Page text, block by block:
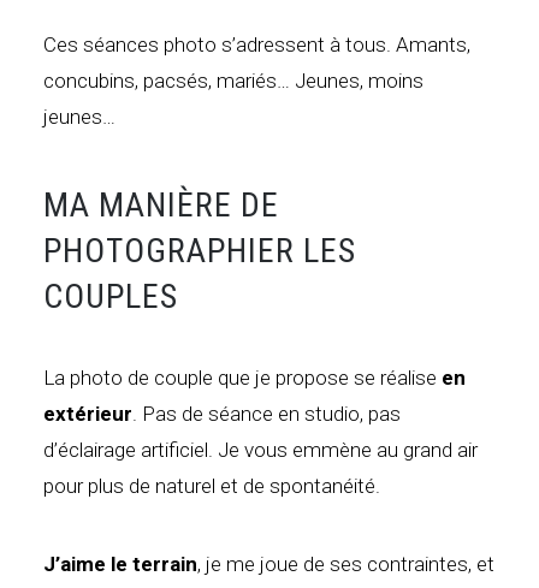
Ces séances photo s’adressent à tous. Amants,
concubins, pacsés, mariés… Jeunes, moins
jeunes…
MA MANIÈRE DE
PHOTOGRAPHIER LES
COUPLES
La photo de couple que je propose se réalise en
extérieur . Pas de séance en studio, pas
d’éclairage artificiel. Je vous emmène au grand air
pour plus de naturel et de spontanéité.
J’aime le terrain, je me joue de ses contraintes, et